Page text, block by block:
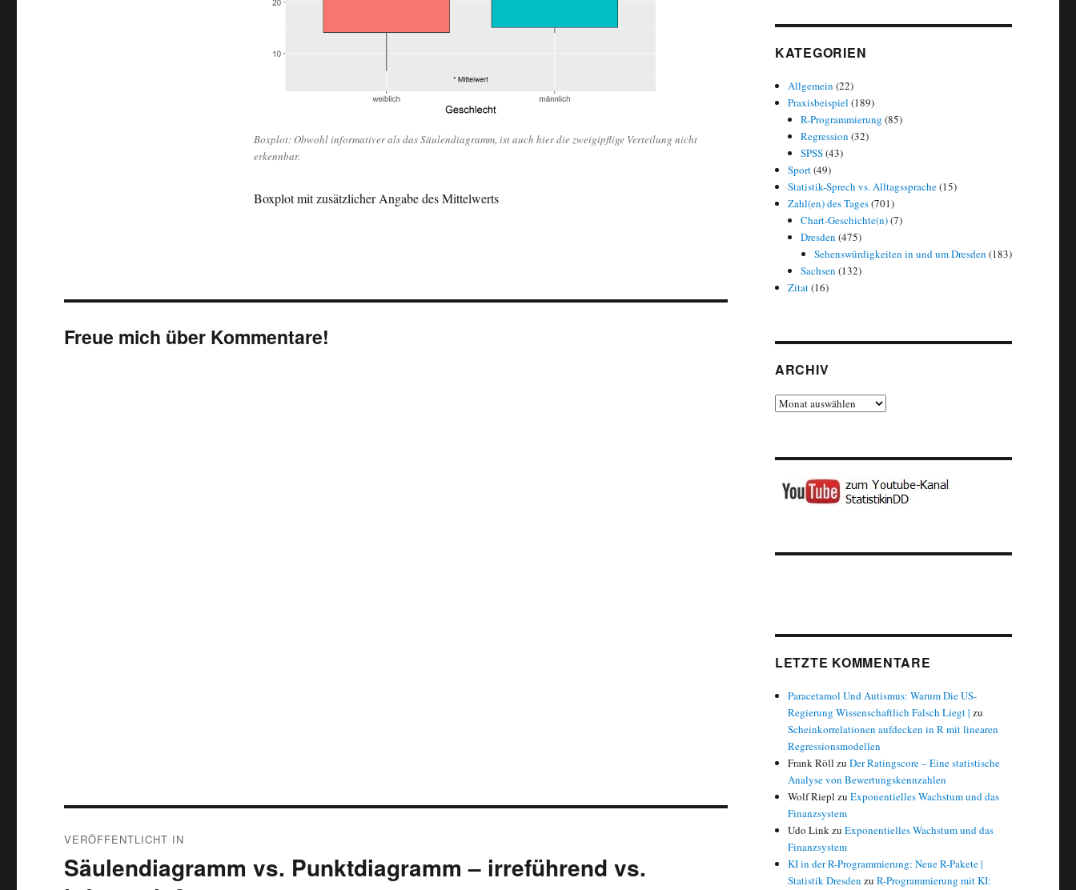
Boxplot: Obwohl informativer als das Säulendiagramm, ist auch hier die zweigipflige Verteilung nicht
erkennbar.
Boxplot mit zusätzlicher Angabe des Mittelwerts
Freue mich über Kommentare!
VERÖFFENTLICHT IN
Säulendiagramm vs. Punktdiagramm – irreführend vs.
KATEGORIEN
Allgemein (22)
Praxisbeispiel (189)
R-Programmierung (85)
Regression (32)
SPSS(43)
Sport(49)
Statistik-Sprech vs. Alltagssprache(15)
Zahl(en) des Tages(701)
Chart-Geschichte(n)(7)
Dresden (475)
Sehenswürdigkeiten in und um Dresden (183)
Sachsen (132)
Zitat(16)
ARCHIV
Archiv
LETZTE KOMMENTARE
Paracetamol Und Autismus: Warum Die US-
Regierung Wissenschaftlich Falsch Liegt | zu
Scheinkorrelationen aufdecken in R mit linearen
Regressionsmodellen
Frank Röll zuDer Ratingscore – Eine statistische
Analyse von Bewertungskennzahlen
Wolf Riepl zuExponentielles Wachstum und das
Finanzsystem
Udo LinkzuExponentielles Wachstum und das
Finanzsystem
KI in der R-Programmierung: Neue R-Pakete |
Statistik Dresden zuR-Programmierung mit KI: